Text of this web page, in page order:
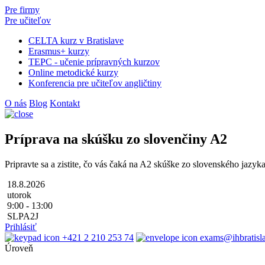
Pre firmy
Pre učiteľov
CELTA kurz v Bratislave
Erasmus+ kurzy
TEPC - učenie prípravných kurzov
Online metodické kurzy
Konferencia pre učiteľov angličtiny
O nás Blog Kontakt
Príprava na skúšku zo slovenčiny A2
Pripravte sa a zistite, čo vás čaká na A2 skúške zo slovenského
18.8.2026
utorok
9:00 - 13:00
SLPA2J
Prihlásiť
+421 2 210 253 74
Úroveň